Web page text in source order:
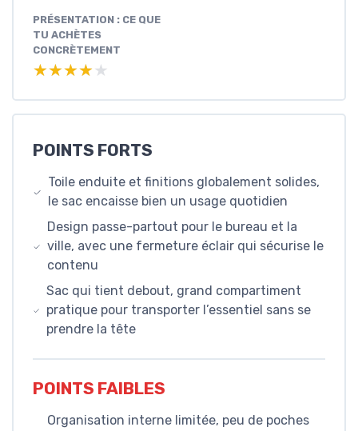
PRÉSENTATION : CE QUE
TU ACHÈTES
CONCRÈTEMENT
★★★★★
★★★★★
POINTS FORTS
Toile enduite et finitions globalement solides,
le sac encaisse bien un usage quotidien
Design passe-partout pour le bureau et la
ville, avec une fermeture éclair qui sécurise le
contenu
Sac qui tient debout, grand compartiment
pratique pour transporter l’essentiel sans se
prendre la tête
POINTS FAIBLES
Organisation interne limitée, peu de poches